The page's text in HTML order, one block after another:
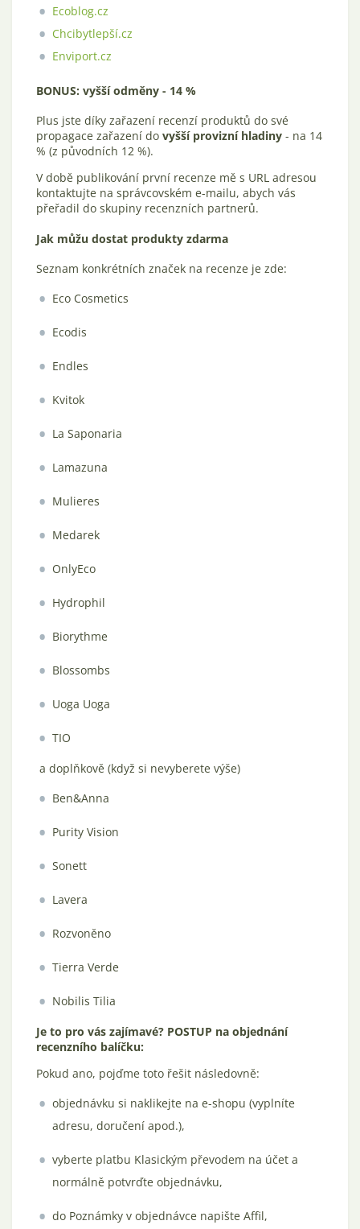
Ecoblog.cz
Chcibytlepší.cz
Enviport.cz
BONUS: vyšší odměny - 14 %
Plus jste díky zařazení recenzí produktů do své
propagace zařazení do vyšší provizní hladiny - na 14
% (z původních 12 %).
V době publikování první recenze mě s URL adresou
kontaktujte na správcovském e-mailu, abych vás
přeřadil do skupiny recenzních partnerů.
Jak můžu dostat produkty zdarma
Seznam konkrétních značek na recenze je zde:
Eco Cosmetics
Ecodis
Endles
Kvitok
La Saponaria
Lamazuna
Mulieres
Medarek
OnlyEco
Hydrophil
Biorythme
Blossombs
Uoga Uoga
TIO
a doplňkově (když si nevyberete výše)
Ben&Anna
Purity Vision
Sonett
Lavera
Rozvoněno
Tierra Verde
Nobilis Tilia
Je to pro vás zajímavé? POSTUP na objednání
recenzního balíčku:
Pokud ano, pojďme toto řešit následovně:
objednávku si naklikejte na e-shopu (vyplníte
adresu, doručení apod.),
vyberte platbu Klasickým převodem na účet a
normálně potvrďte objednávku,
do Poznámky v objednávce napište Affil,